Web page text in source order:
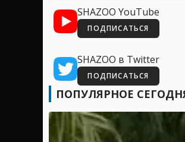
SHAZOO YouTube
ПОДПИСАТЬСЯ
SHAZOO в Twitter
ПОДПИСАТЬСЯ
ПОПУЛЯРНОЕ